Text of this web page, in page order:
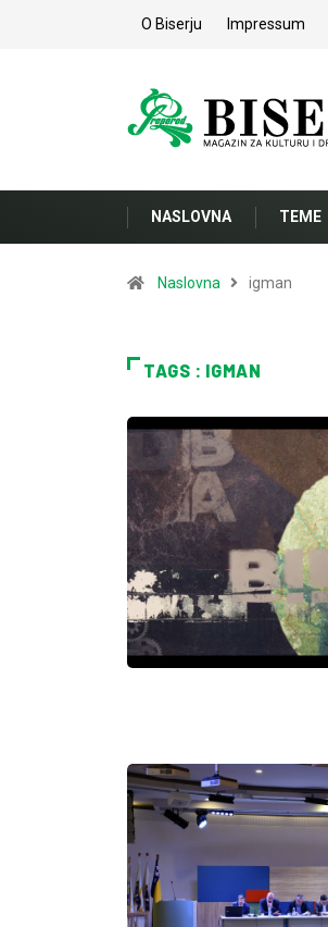
O Biserju Impressum
NASLOVNA TEME
Naslovna igman
TAGS : IGMAN